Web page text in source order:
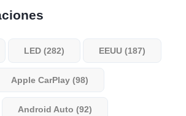
LED (282) EEUU (187)
Apple CarPlay (98)
Android Auto (92)